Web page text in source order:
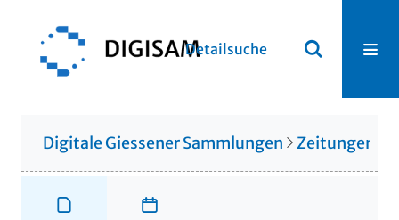
Detailsuche
Digitale Giessener Sammlungen Zeitungen